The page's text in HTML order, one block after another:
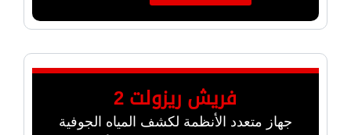
فريش ريزولت 2
جهاز متعدد الأنظمة لكشف المياه الجوفية